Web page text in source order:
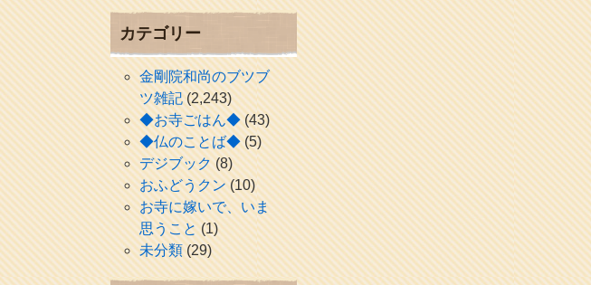
カテゴリー
金剛院和尚のブツブ
ツ雑記(2,243)
◆お寺ごはん◆(43)
◆仏のことば◆(5)
デジブック(8)
おふどうクン(10)
お寺に嫁いで、いま
思うこと(1)
未分類(29)